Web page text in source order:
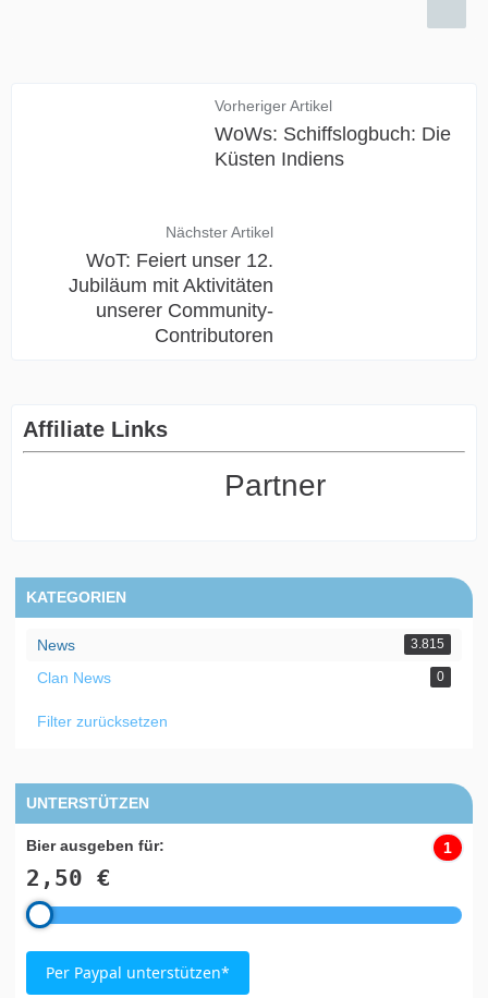
Vorheriger Artikel
WoWs: Schiffslogbuch: Die
Küsten Indiens
Nächster Artikel
WoT: Feiert unser 12.
Jubiläum mit Aktivitäten
unserer Community-
Contributoren
Affiliate Links
Partner
KATEGORIEN
News 3.815
Clan News 0
Filter zurücksetzen
UNTERSTÜTZEN
Bier ausgeben für:
2,50 €
1
Per Paypal unterstützen*